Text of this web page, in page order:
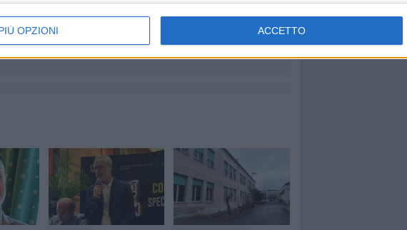
OPZIONI ACCETTO
Pia:
in
Due aggressioni in pochi giorni
tra Bari e Corato: le vittime